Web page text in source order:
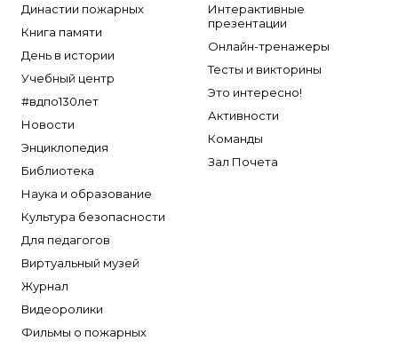
Династии пожарных
Книга памяти
День в истории
Учебный центр
#вдпо130лет
Новости
Энциклопедия
Библиотека
Наука и образование
Культура безопасности
Для педагогов
Виртуальный музей
Журнал
Видеоролики
Фильмы о пожарных
Интерактивные
презентации
Онлайн-тренажеры
Тесты и викторины
Это интересно!
Активности
Команды
Зал Почета